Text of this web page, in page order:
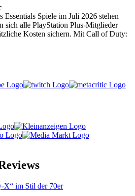
Essentials Spiele im Juli 2026 stehen
sich alle PlayStation Plus-Mitglieder
Kosten sichern. Mit Call of Duty: